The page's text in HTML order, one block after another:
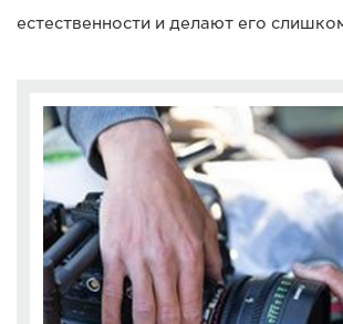
естественности и делают его